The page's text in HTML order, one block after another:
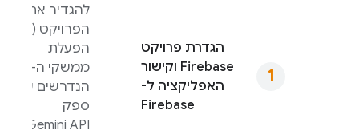
הגדרת פרויקט
Firebase וקישור
האפליקציה ל-
Firebase
להגדיר את
הפרויקט (כולל
הפעלת
הנדרשים עבור
ספק
Gemini API